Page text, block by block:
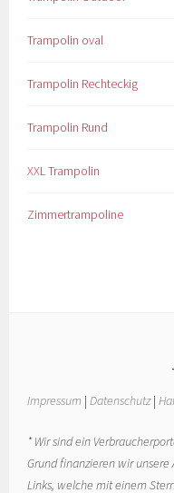
Trampolin oval
Trampolin Rechteckig
Trampolin Rund
XXL Trampolin
Zimmertrampoline
Impressum |Datenschutz|
* Wir sind ein
Grund finanzieren wir
Links, welche mit einem